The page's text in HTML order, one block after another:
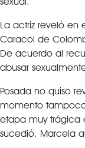
La actriz reveló en
Caracol de
De acuerdo al
abusar
Posada no quiso
momento
etapa muy trágica
sucedió, Marcela